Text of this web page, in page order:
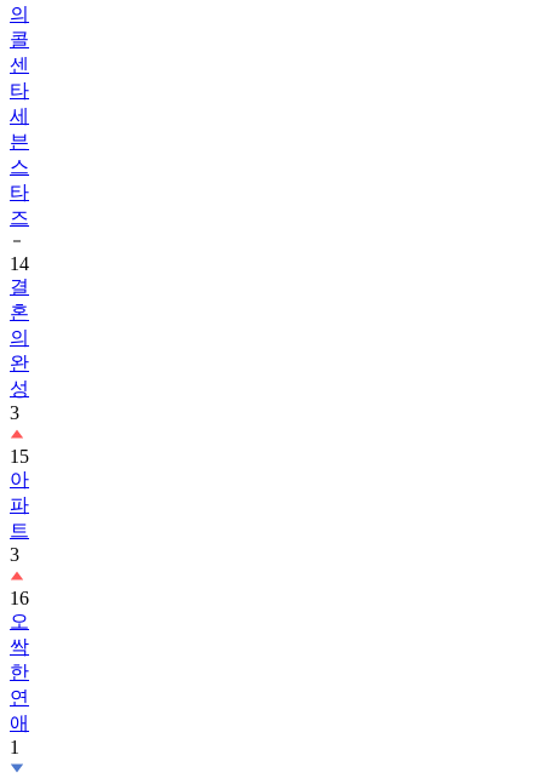
의
콜
센
타
세
븐
스
타
즈
14
결
혼
의
완
성
3
15
아
파
트
3
16
오
싹
한
연
애
1